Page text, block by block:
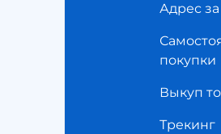
Адрес
покупки
Выкуп
Трекинг